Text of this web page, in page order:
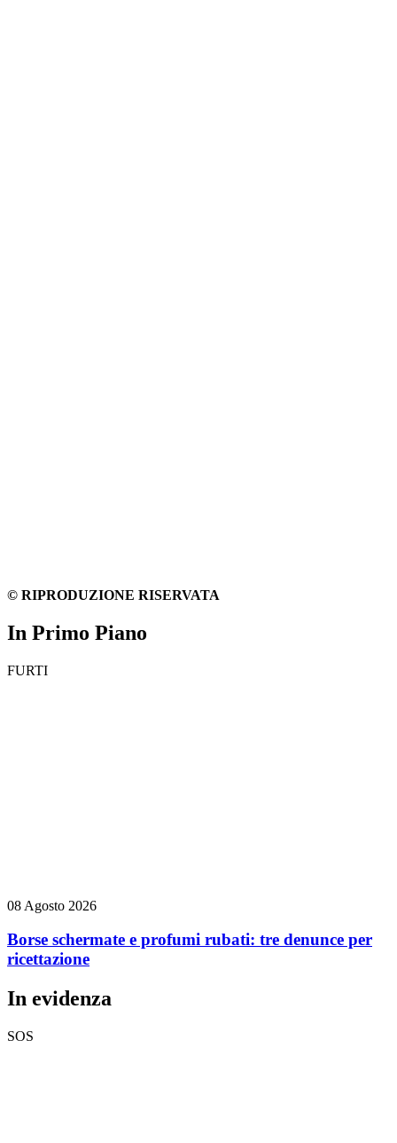
© RIPRODUZIONE RISERVATA
In Primo Piano
FURTI
08 Agosto 2026
Borse schermate e profumi rubati: tre denunce per
ricettazione
In evidenza
SOS